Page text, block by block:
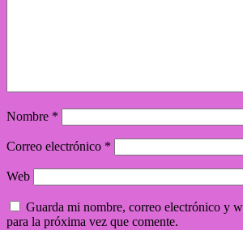
Nombre *
Correo electrónico *
Web
Guarda mi nombre, correo electrónico y
para la próxima vez que comente.